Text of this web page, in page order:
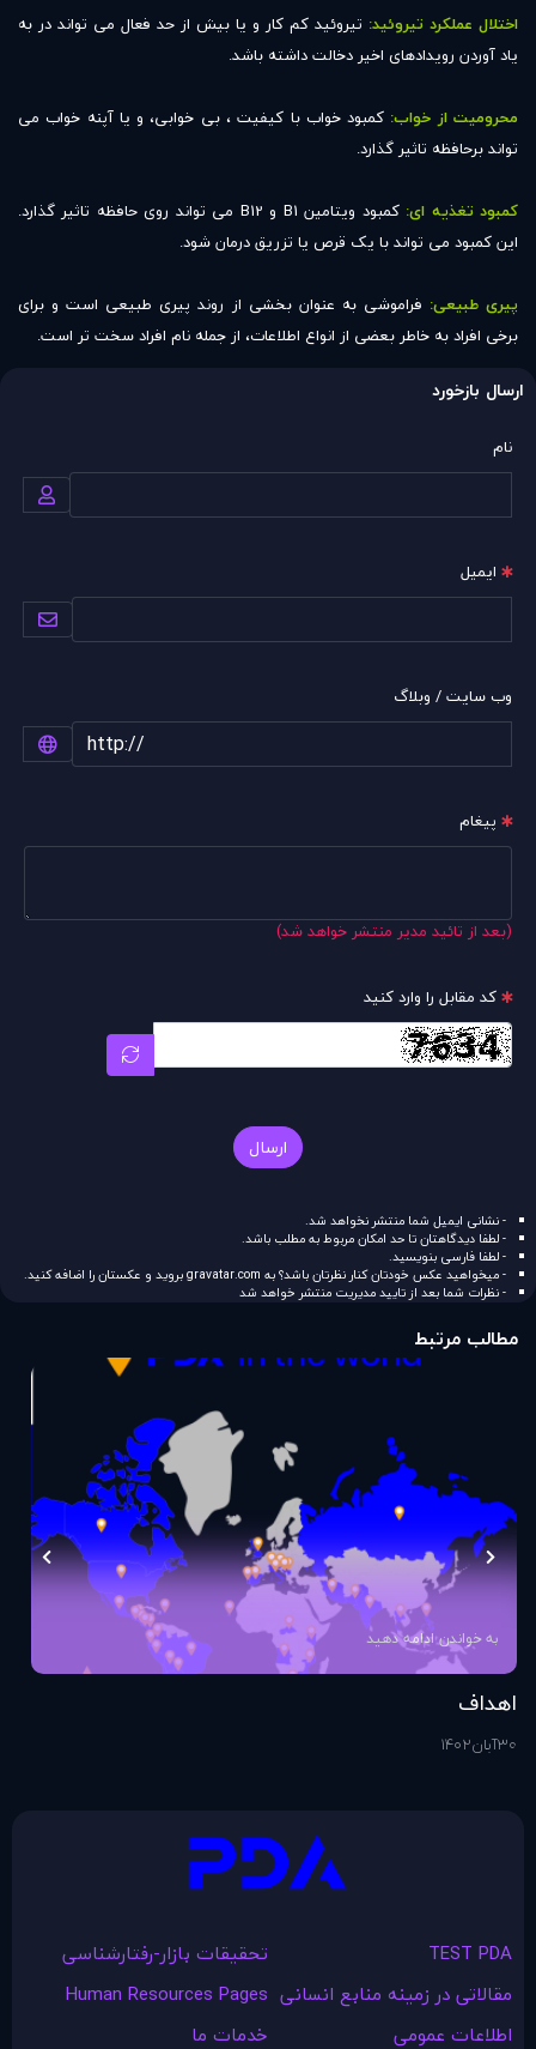
اختلال عملکرد تیروئید: تیروئید کم کار و یا بیش از حد فعال می تواند در به
یاد آوردن رویدادهای اخیر دخالت داشته باشد.
محرومیت از خواب: کمبود خواب با کیفیت ، بی خوابی، و یا آپنه خواب می
تواند برحافظه تاثیر گذارد.
کمبود تغذیه ای:
کمبود ویتامین B1 و B12 می تواند روی حافظه تاثیر گذارد.
این کمبود می تواند با یک قرص یا تزریق درمان شود.
پیری طبیعی: فراموشی به عنوان بخشی از روند پیری طبیعی است و برای
برخی افراد به خاطر بعضی از انواع اطلاعات، از جمله نام افراد سخت تر است.
ارسال بازخورد
نام
ایمیل
وب سایت / وبلاگ
پیغام
(بعد از تائید مدیر منتشر خواهد شد)
کد مقابل را وارد کنید
ارسال
- نشانی ایمیل شما منتشر نخواهد شد.
- لطفا دیدگاهتان تا حد امکان مربوط به مطلب باشد.
- لطفا فارسی بنویسید.
- میخواهید عکس خودتان کنار نظرتان باشد؟ به gravatar.comبروید و عکستان را اضافه کنید.
- نظرات شما بعد از تایید مدیریت منتشر خواهد شد
مطالب مرتبط
به خواندن ادامه دهید
اهداف
30آبان1402
TEST PDA
تحقیقات بازار-رفتارشناسی
مقالاتی در زمينه منابع انسانی Human Resources Pages
اطلاعات عمومی
خدمات ما